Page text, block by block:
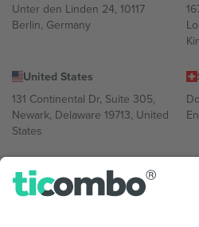
Unter den Linden 24, 10117
Berlin, Germany
United States
131 Continental Dr, Suite 305,
Newark, Delaware 19713, United
States
Bulgaria
Regus Sofia City West, bul